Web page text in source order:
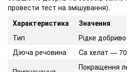
провести тест на змішування).
Характеристика
Значення
Тип
Рідке
Діюча речовина
Ca хелат —
Покращення